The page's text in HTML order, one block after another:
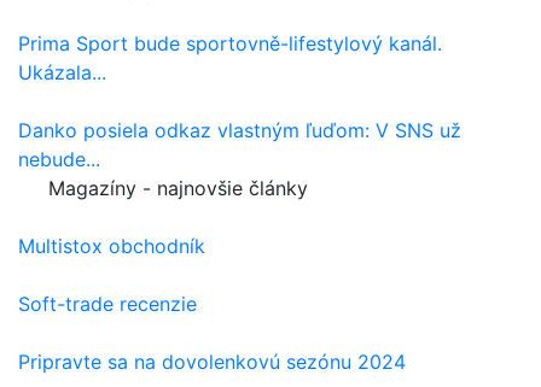
Prima Sport bude sportovně-lifestylový kanál.
Ukázala...
Danko posiela odkaz vlastným ľuďom: V SNS už
nebude...
Magazíny - najnovšie články
Multistox obchodník
Soft-trade recenzie
Pripravte sa na dovolenkovú sezónu 2024